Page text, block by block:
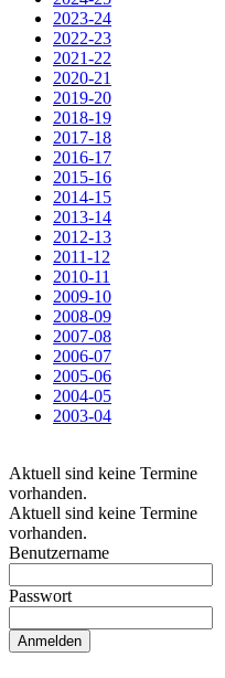
2023-24
2022-23
2021-22
2020-21
2019-20
2018-19
2017-18
2016-17
2015-16
2014-15
2013-14
2012-13
2011-12
2010-11
2009-10
2008-09
2007-08
2006-07
2005-06
2004-05
2003-04
Aktuell sind keine Termine
vorhanden.
Aktuell sind keine Termine
vorhanden.
Benutzername
Passwort